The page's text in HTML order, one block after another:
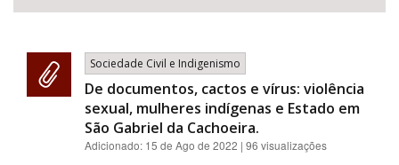
Sociedade Civil e Indigenismo
De documentos, cactos e vírus: violência
sexual, mulheres indígenas e Estado em
São Gabriel da Cachoeira.
Adicionado: 15 de Ago de 2022 | 96 visualizações